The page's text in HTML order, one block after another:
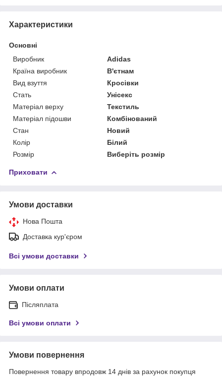
Характеристики
Основні
Виробник
Adidas
Країна виробник
В'єтнам
Вид взуття
Кросівки
Стать
Унісекс
Матеріал верху
Текстиль
Матеріал підошви
Комбінований
Стан
Новий
Колір
Білий
Розмір
Виберіть розмір
Приховати
Умови доставки
Нова Пошта
Доставка кур'єром
Всі умови доставки
Умови оплати
Післяплата
Всі умови оплати
Умови повернення
Повернення товару впродовж 14 днів за рахунок покупця